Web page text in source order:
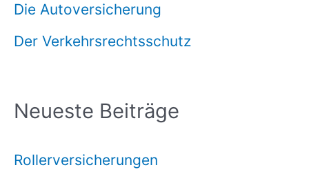
Die Autoversicherung
Der Verkehrsrechtsschutz
Neueste Beiträge
Rollerversicherungen